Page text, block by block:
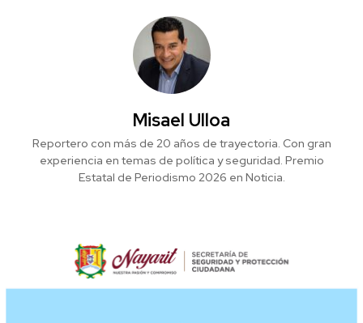
Misael Ulloa
Reportero con más de 20 años de trayectoria. Con gran
experiencia en temas de política y seguridad. Premio
Estatal de Periodismo 2026 en Noticia.